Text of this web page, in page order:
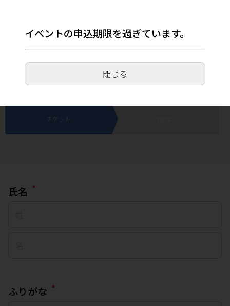
【滋賀県守山市】はじめての親子じてんしゃ
教室(LOKO Bicycle)
2025年7月12日(土) 9:00～16:00
チケット
氏名 *
ふりがな *
イベントの申込期限を過ぎています。
閉じる